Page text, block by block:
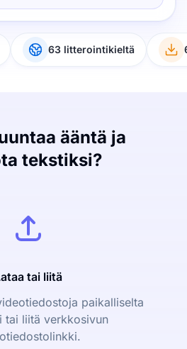
63 litterointikieltä
ääntä ja
tekstiksi?
tai liitä
paikalliselta
tai liitä verkkosivun